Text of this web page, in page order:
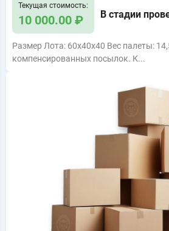
Текущая стоимость:
10 000.00 ₽ В стадии
Размер Лота: 60x40x40 Вес палеты:
компенсированных посылок. К...